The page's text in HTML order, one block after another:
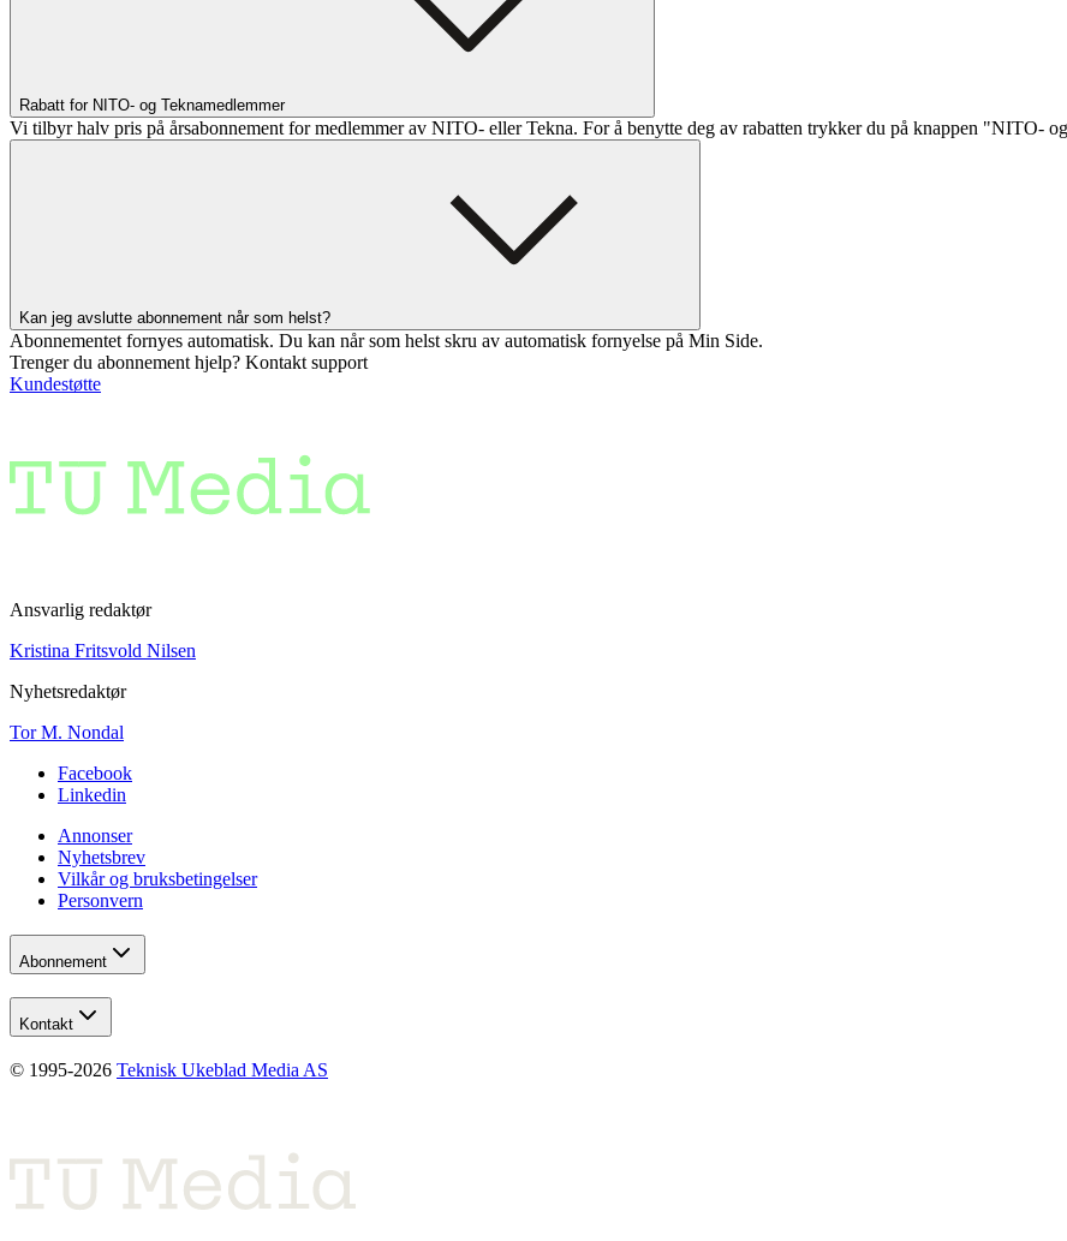
Rabatt for NITO- og Teknamedlemmer
Vi tilbyr halv pris på årsabonnement for medlemmer av NITO- eller Tekna. For å benytte deg av rabatten trykker du på knappen "NITO-
Kan jeg avslutte abonnement når som helst?
Abonnementet fornyes automatisk. Du kan når som helst skru av automatisk fornyelse på Min Side.
Trenger du abonnement hjelp? Kontakt support
Kundestøtte
Ansvarlig redaktør
Kristina Fritsvold Nilsen
Nyhetsredaktør
Tor M. Nondal
Facebook
Linkedin
Annonser
Nyhetsbrev
Vilkår og bruksbetingelser
Personvern
Abonnement
Kontakt
© 1995-2026 Teknisk Ukeblad Media AS